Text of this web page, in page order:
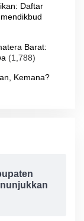
Daftar
Barat:
(1,788)
Kemana?